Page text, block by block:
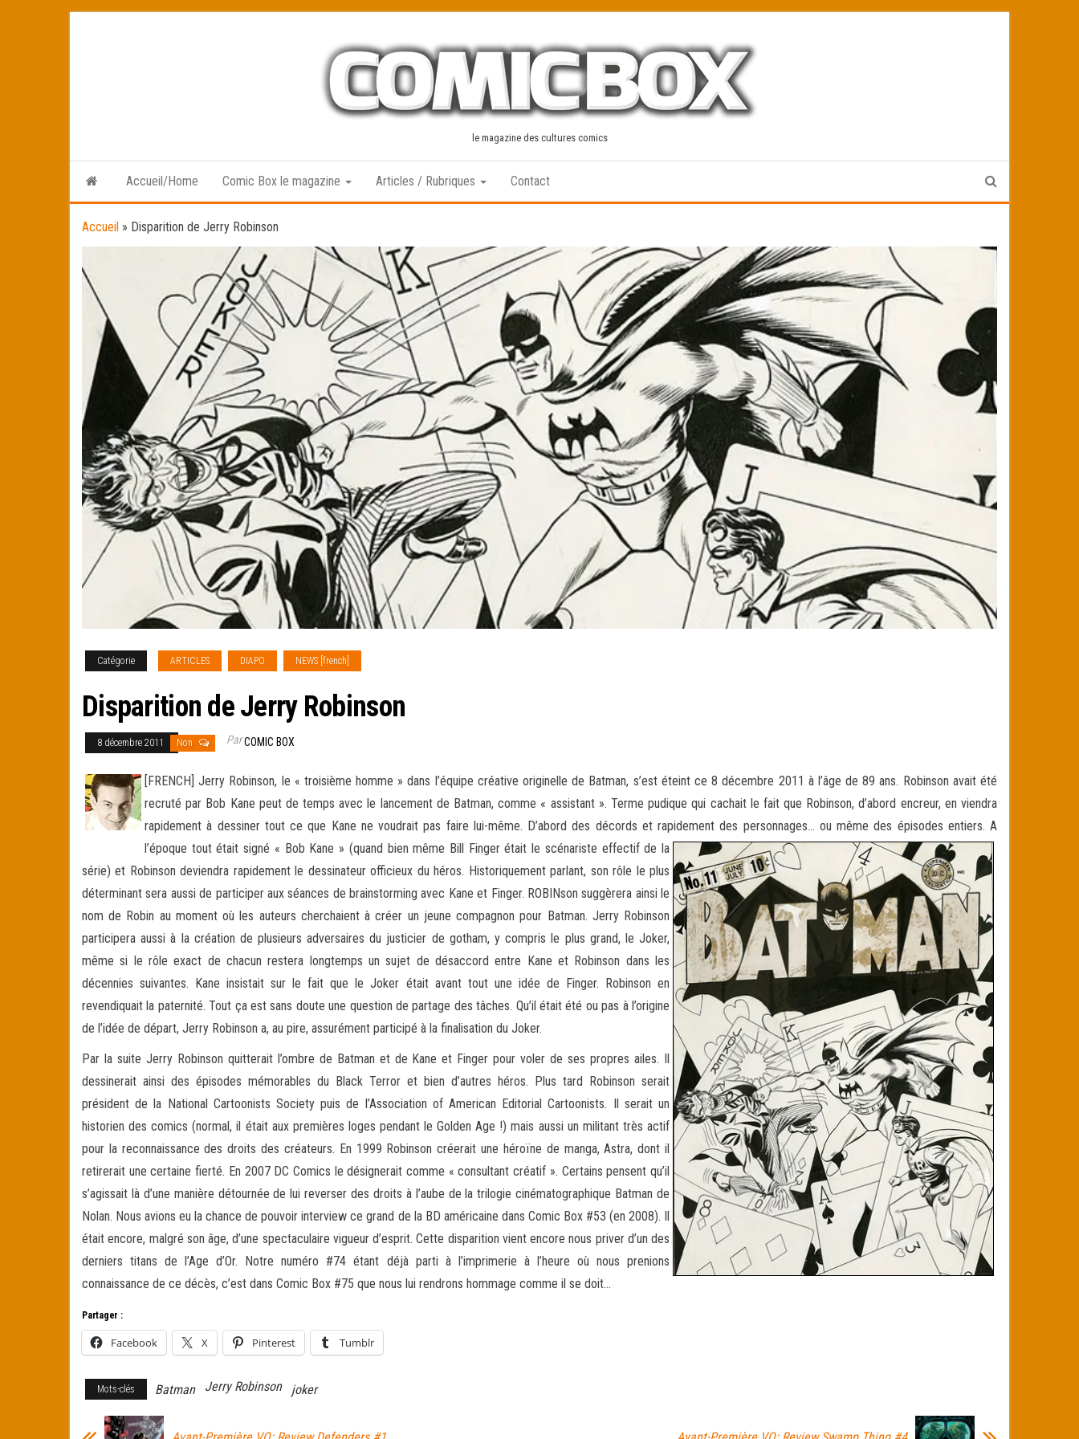
le magazine des cultures comics
Accueil/Home Comic Box le magazine Articles / Rubriques Contact
Accueil » Disparition de Jerry Robinson
Catégorie ARTICLES DIAPO NEWS [french]
Disparition de Jerry Robinson
8 décembre 2011 Non ParCOMIC BOX
[FRENCH] Jerry Robinson, le « troisième homme » dans l’équipe créative originelle de Batman, s’est éteint ce 8 décembre 2011 à l’âge de 89 ans. Robinson avait été
recruté par Bob Kane peut de temps avec le lancement de Batman, comme « assistant ». Terme pudique qui cachait le fait que Robinson, d’abord encreur, en viendra
rapidement à dessiner tout ce que Kane ne voudrait pas faire lui-même. D’abord des décords et rapidement des personnages… ou même des épisodes entiers. A
l’époque tout étaitsigné « Bob Kane » (quand bien même Bill Finger était le scénariste effectif de la
série) et Robinson deviendra rapidement le dessinateur officieux du héros. Historiquement parlant, son rôle le plus
déterminant sera aussi de participer aux séances de brainstorming avec Kane et Finger. ROBINson suggèrera ainsi le
nom de Robin au moment où les auteurs cherchaient à créer un jeune compagnon pour Batman. Jerry Robinson
participera aussi à la création de plusieurs adversaires du justicier de gotham, y compris le plus grand, le Joker,
même si le rôle exact de chacun restera longtemps un sujet de désaccord entre Kane et Robinson dans les
décennies suivantes. Kane insistait sur le fait que le Joker était avant tout une idée de Finger. Robinson en
revendiquait la paternité. Tout ça est sans doute une question de partage des tâches. Qu’il était été ou pas à l’origine
de l’idée de départ, Jerry Robinson a, au pire, assurément participé à la finalisation du Joker.
Par la suite Jerry Robinson quitterait l’ombre de Batman et de Kane et Finger pour voler de ses propres ailes. Il
dessinerait ainsi des épisodes mémorables du Black Terror et bien d’autres héros. Plus tard Robinson serait
président de la National Cartoonists Society puis de l’Association of American Editorial Cartoonists. Il serait un
historien des comics (normal, il était aux premières loges pendant le Golden Age !) mais aussi un militant très actif
pour la reconnaissance des droits des créateurs. En 1999 Robinson créerait une héroïne de manga, Astra, dont il
retirerait une certaine fierté. En 2007 DC Comics le désignerait comme « consultant créatif ». Certains pensent qu’il
s’agissait là d’une manière détournée de lui reverser des droits à l’aube de la trilogie cinématographique Batman de
Nolan. Nous avions eu la chance de pouvoir interview ce grand de la BD américaine dans Comic Box #53 (en 2008). Il
était encore, malgré son âge, d’une spectaculaire vigueur d’esprit. Cette disparition vient encore nous priver d’un des
derniers titans de l’Age d’Or. Notre numéro #74 étant déjà parti à l’imprimerie à l’heure où nous prenions
connaissance de ce décès, c’est dans Comic Box #75 que nous lui rendrons hommage comme il se doit…
Partager :
Facebook X Pinterest Tumblr
Mots-clés Batman Jerry Robinson joker